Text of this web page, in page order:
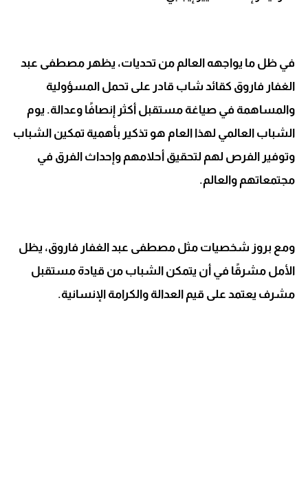
في ظل ما يواجهه العالم من تحديات، يظهر مصطفى عبد
الغفار فاروق كقائد شاب قادر على تحمل المسؤولية
والمساهمة في صياغة مستقبل أكثر إنصافًا وعدالة. يوم
الشباب العالمي لهذا العام هو تذكير بأهمية تمكين الشباب
وتوفير الفرص لهم لتحقيق أحلامهم وإحداث الفرق في
مجتمعاتهم والعالم.
ومع بروز شخصيات مثل مصطفى عبد الغفار فاروق، يظل
الأمل مشرقًا في أن يتمكن الشباب من قيادة مستقبل
مشرف يعتمد على قيم العدالة والكرامة الإنسانية.